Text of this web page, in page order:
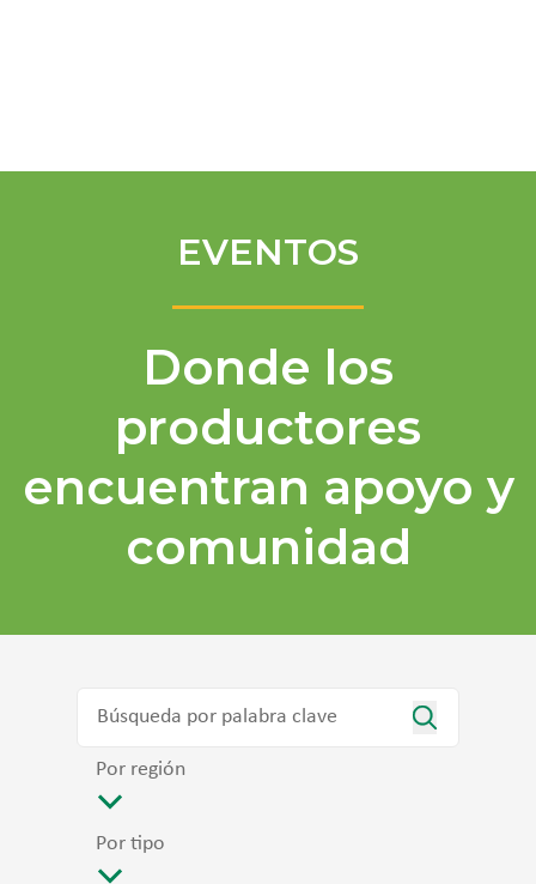
EVENTOS
Donde los
productores
encuentran apoyo y
comunidad
Por región
Por tipo